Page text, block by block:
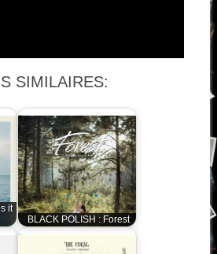
SIMILAIRES:
it
BLACK POLISH : Forest